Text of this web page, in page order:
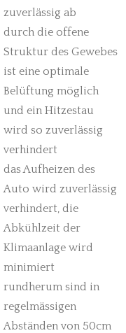
zuverlässig ab
durch die offene
Struktur des Gewebes
ist eine optimale
Belüftung möglich
und ein Hitzestau
wird so zuverlässig
verhindert
das Aufheizen des
Auto wird zuverlässig
verhindert, die
Abkühlzeit der
Klimaanlage wird
minimiert
rundherum sind in
regelmässigen
Abständen von 50cm